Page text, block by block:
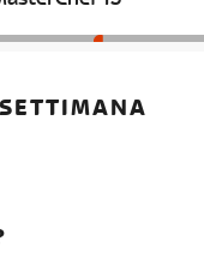
MasterChef 15, Matteo